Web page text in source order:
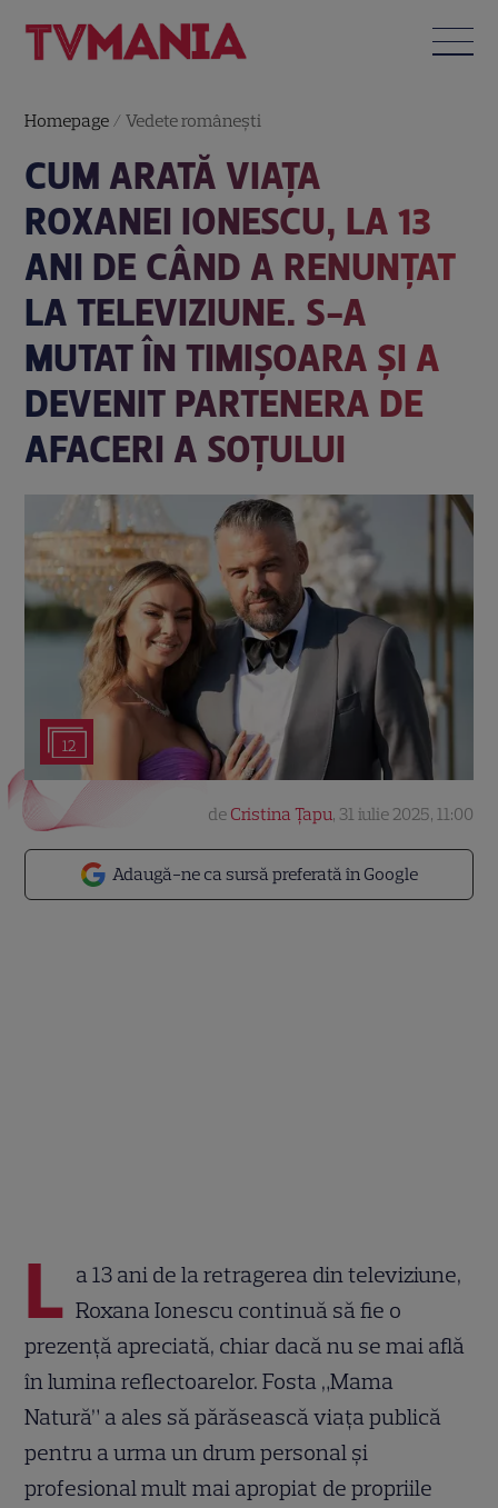
Homepage /Vedete româneşti
CUM ARATĂ VIAȚA
ROXANEI IONESCU, LA 13
ANI DE CÂND A RENUNȚAT
LA TELEVIZIUNE. S-A
MUTAT ÎN TIMIȘOARA ȘI A
DEVENIT PARTENERA DE
AFACERI A SOȚULUI
12
Adaugă-ne ca sursă preferată în Google
de Cristina Țapu, 31 iulie 2025, 11:00
L a 13 ani de la retragerea din televiziune,
Roxana Ionescu continuă să fie o
prezență apreciată, chiar dacă nu se mai află
în lumina reflectoarelor. Fosta „Mama
Natură” a ales să părăsească viața publică
pentru a urma un drum personal și
profesional mult mai apropiat de propriile